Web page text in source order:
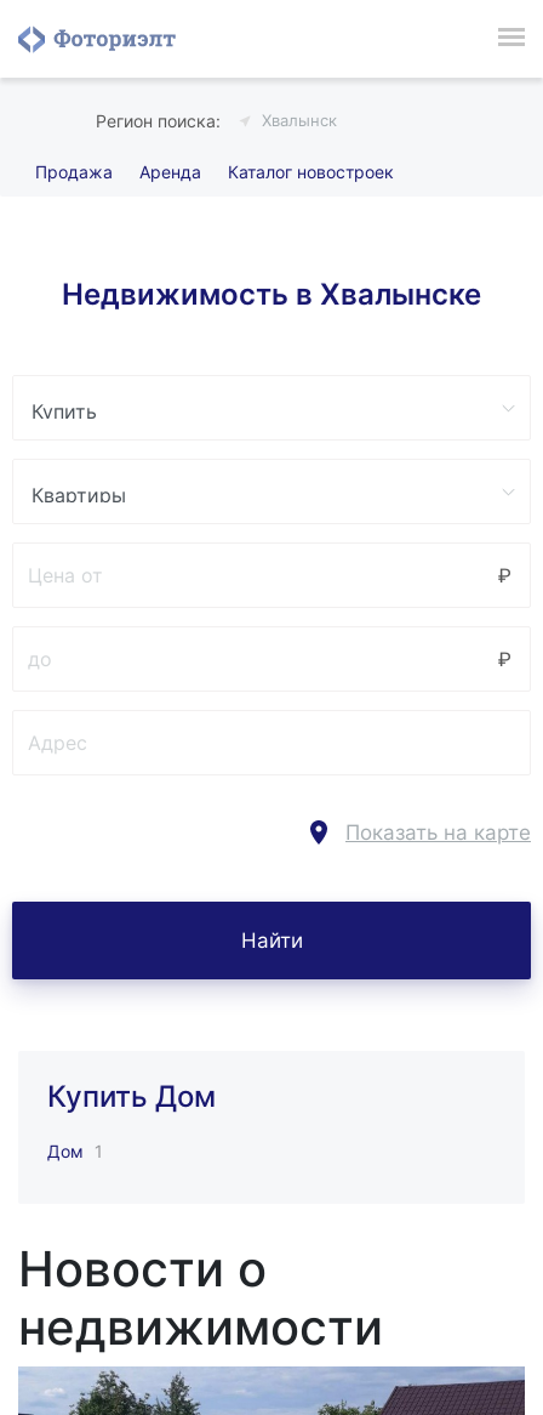
Хвалынск
Продажа Аренда Каталог новостроек
Недвижимость в Хвалынске
Показать на карте
Купить Дом
Дом 1
Новости о
недвижимости